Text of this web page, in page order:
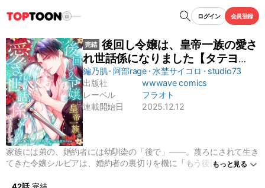
ログイン 会員登録
後回し令嬢は、皇帝一族の愛さ
れ世話係になりました【タテヨ
ミ】
編乃肌 阿部rage 水埜サイコロ
studio73
出版社
wwwave comics
レーベル
フラオト
連載開始日
2025.12.12
もっと見る
家族には弟の、婚約者には幼馴染の「後で」――。蔑ろにされて生き
てきた令嬢シルビアは、婚約者の裏切りを機に「もう後回しは嫌、自
救い、彼女の運命は一変！皇帝の弟、”戦闘狂”ウィルハルトに才能を